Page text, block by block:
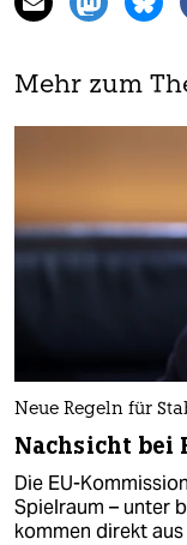
Mehr zum
Neue Regeln für
Nachsicht bei
Die EU-
Spielraum – unter
kommen direkt aus